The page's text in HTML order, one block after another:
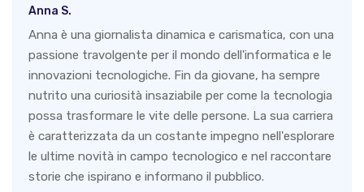
Anna S.
Anna è una giornalista dinamica e carismatica, con una
passione travolgente per il mondo dell'informatica e le
innovazioni tecnologiche. Fin da giovane, ha sempre
nutrito una curiosità insaziabile per come la tecnologia
possa trasformare le vite delle persone. La sua carriera
è caratterizzata da un costante impegno nell'esplorare
le ultime novità in campo tecnologico e nel raccontare
storie che ispirano e informano il pubblico.